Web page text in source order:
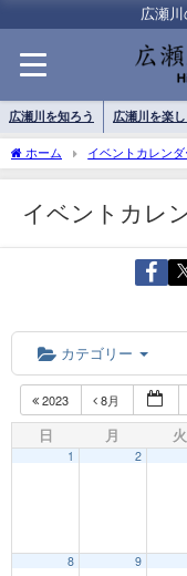
広瀬川
広瀬川を知ろう 広瀬川を楽し
ホーム イベントカレンダ
イベントカレ
カテゴリー
2023 8月
日 月 火
1 2
8 9